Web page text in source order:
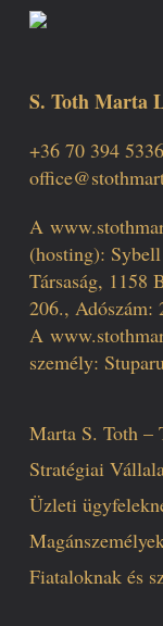
S. Toth Marta
+36 70 394 5336
A
(hosting):
Társaság, 1158
206., Adószám:
A
személy:
Marta S. Toth –
Stratégiai
Üzleti
Fiataloknak és